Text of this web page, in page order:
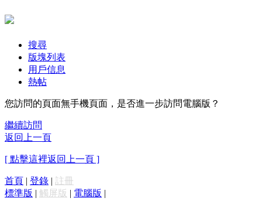
搜尋
版塊列表
用戶信息
熱帖
您訪問的頁面無手機頁面，是否進一步訪問電腦版？
繼續訪問
返回上一頁
[ 點擊這裡返回上一頁 ]
首頁 | 登錄 | 註冊
標準版 | 觸屏版 | 電腦版 |